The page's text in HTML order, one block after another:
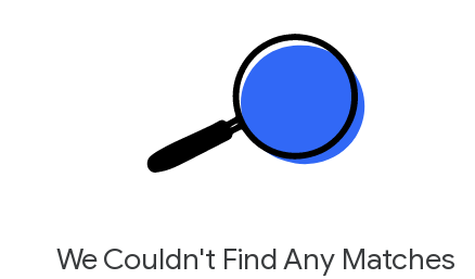
We Couldn't Find Any Matches